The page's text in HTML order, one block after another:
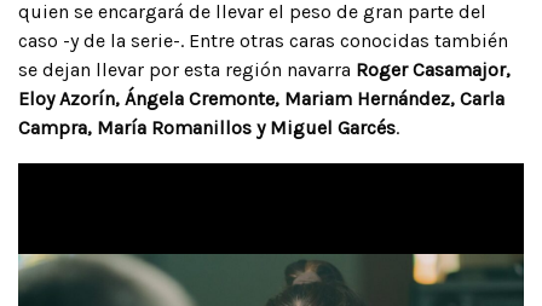
quien se encargará de llevar el peso de gran parte del
caso -y de la serie-. Entre otras caras conocidas también
se dejan llevar por esta región navarra Roger Casamajor,
Eloy Azorín, Ángela Cremonte, Mariam Hernández, Carla
Campra, María Romanillos y Miguel Garcés.